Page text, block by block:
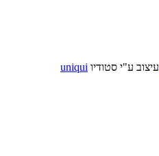
עיצוב ע"י סטודיו uniqui